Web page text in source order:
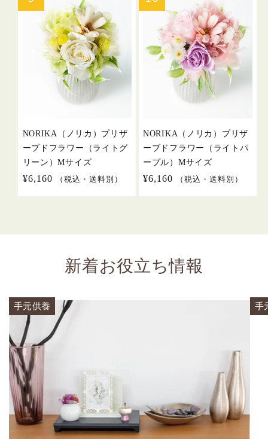
NORIKA（ノリカ）プリザ
ーブドフラワー（ライトグ
リーン）Mサイズ
通
¥6,160 （税込・送料別）
NORIKA（ノリカ）プリザ
ーブドフラワー（ライトパ
ープル）Mサイズ
通
¥6,160 （税込・送料別）
新着お役立ち情報
手元供養 手